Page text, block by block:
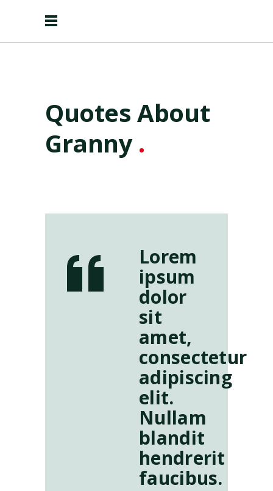
Quotes About
Granny.
Lorem
ipsum
dolor
sit
amet,
consectetur
adipiscing
elit.
Nullam
blandit
hendrerit
faucibus.